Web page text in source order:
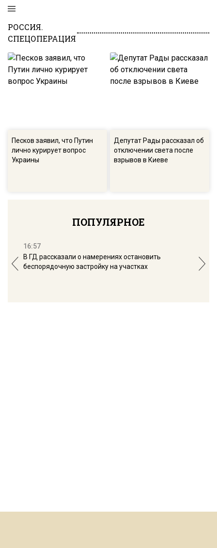
РОССИЯ.
СПЕЦОПЕРАЦИЯ
Песков заявил, что Путин
лично курирует вопрос
Украины
Депутат Рады рассказал об
отключении света после
взрывов в Киеве
ПОПУЛЯРНОЕ
16:57
В ГД рассказали о намерениях остановить
беспорядочную застройку на участках